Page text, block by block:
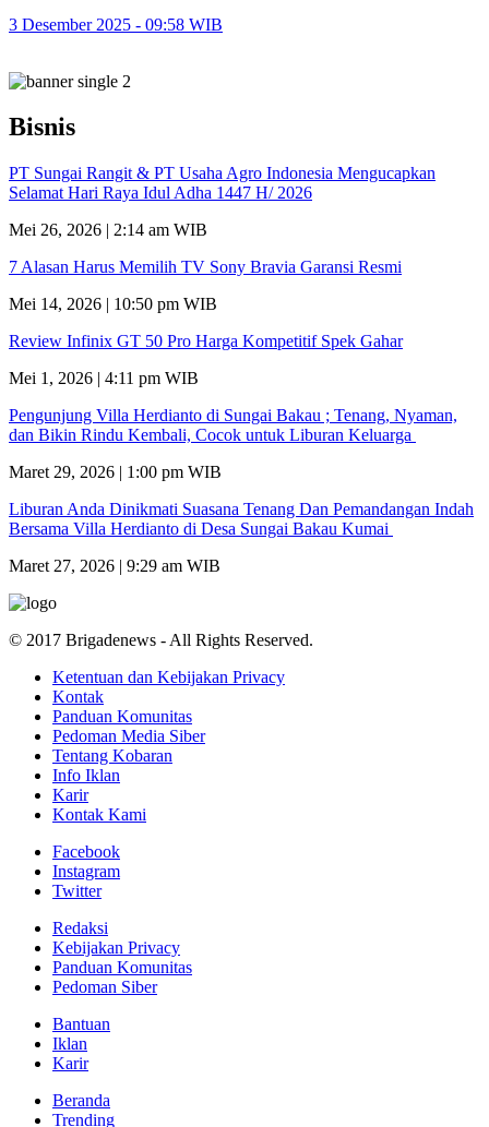
3 Desember 2025 - 09:58 WIB
Bisnis
PT Sungai Rangit & PT Usaha Agro Indonesia Mengucapkan
Selamat Hari Raya Idul Adha 1447 H/ 2026
Mei 26, 2026 | 2:14 am WIB
7 Alasan Harus Memilih TV Sony Bravia Garansi Resmi
Mei 14, 2026 | 10:50 pm WIB
Review Infinix GT 50 Pro Harga Kompetitif Spek Gahar
Mei 1, 2026 | 4:11 pm WIB
Pengunjung Villa Herdianto di Sungai Bakau ; Tenang, Nyaman,
dan Bikin Rindu Kembali, Cocok untuk Liburan Keluarga
Maret 29, 2026 | 1:00 pm WIB
Liburan Anda Dinikmati Suasana Tenang Dan Pemandangan Indah
Bersama Villa Herdianto di Desa Sungai Bakau Kumai
Maret 27, 2026 | 9:29 am WIB
© 2017 Brigadenews - All Rights Reserved.
Ketentuan dan Kebijakan Privacy
Kontak
Panduan Komunitas
Pedoman Media Siber
Tentang Kobaran
Info Iklan
Karir
Kontak Kami
Facebook
Instagram
Twitter
Redaksi
Kebijakan Privacy
Panduan Komunitas
Pedoman Siber
Bantuan
Iklan
Karir
Beranda
Trending